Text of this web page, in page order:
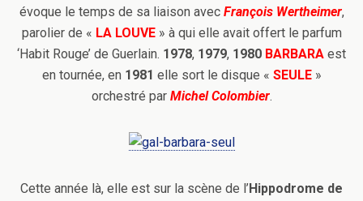
évoque le temps de sa liaison avec François Wertheimer,
parolier de « LA LOUVE» à qui elle avait offert le parfum
‘Habit Rouge’ de Guerlain. 1978, 1979, 1980 BARBARA est
en tournée, en 1981 elle sort le disque « SEULE»
orchestré par Michel Colombier.
Cette année là, elle est sur la scène de l’Hippodrome de